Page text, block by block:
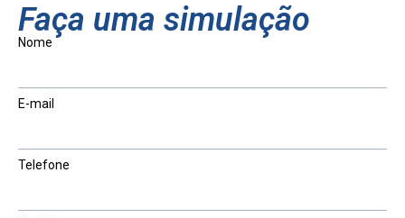
Faça uma simulação
Nome
E-mail
Telefone